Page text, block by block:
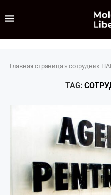
Главная страница » сотрудник
TAG: